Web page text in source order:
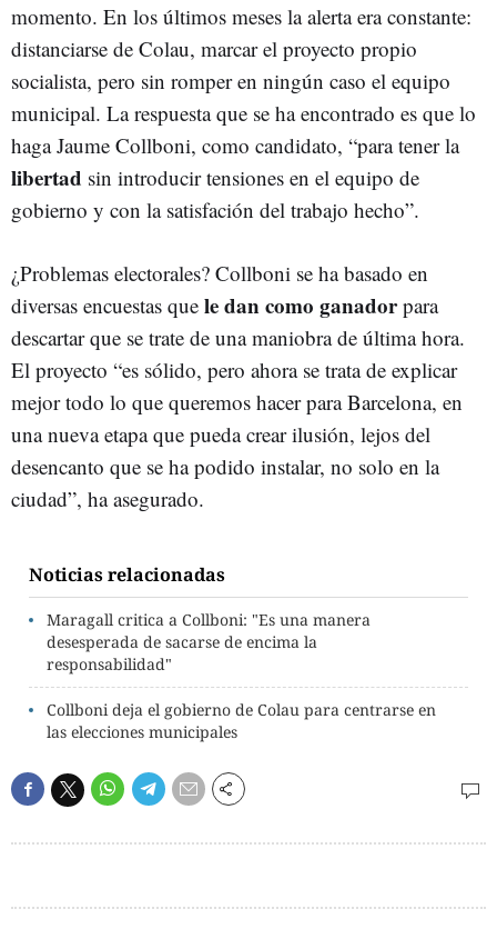
momento. En los últimos meses la alerta era constante:
distanciarse de Colau, marcar el proyecto propio
socialista, pero sin romper en ningún caso el equipo
municipal. La respuesta que se ha encontrado es que lo
haga Jaume Collboni, como candidato, “para tener la
libertad sin introducir tensiones en el equipo de
gobierno y con la satisfación del trabajo hecho”.
¿Problemas electorales? Collboni se ha basado en
diversas encuestas que le dan como ganadorpara
descartar que se trate de una maniobra de última hora.
El proyecto “es sólido, pero ahora se trata de explicar
mejor todo lo que queremos hacer para Barcelona, en
una nueva etapa que pueda crear ilusión, lejos del
desencanto que se ha podido instalar, no solo en la
ciudad”, ha asegurado.
Noticias relacionadas
Maragall critica a Collboni: "Es una manera
desesperada de sacarse de encima la
responsabilidad"
Collboni deja el gobierno de Colau para centrarse en
las elecciones municipales